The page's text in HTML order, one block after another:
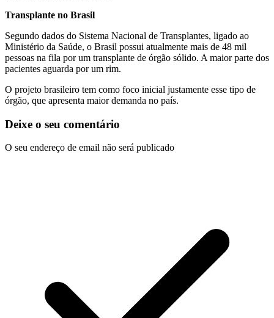
Transplante no Brasil
Segundo dados do Sistema Nacional de Transplantes, ligado ao
Ministério da Saúde, o Brasil possui atualmente mais de 48 mil
pessoas na fila por um transplante de órgão sólido. A maior parte dos
pacientes aguarda por um rim.
O projeto brasileiro tem como foco inicial justamente esse tipo de
órgão, que apresenta maior demanda no país.
Deixe o seu comentário
O seu endereço de email não será publicado